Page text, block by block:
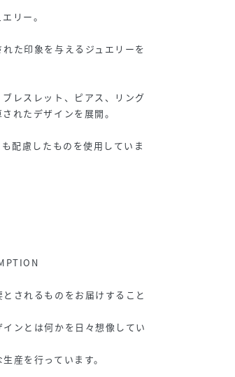
リー。
た印象を与えるジュエリーを
レスレット、ピアス、リング
れたデザインを展開。
配慮したものを使用していま
されるものをお届けすること
ンとは何かを日々想像してい
産を行っています。